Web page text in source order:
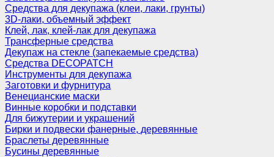
Средства для декупажа (клеи, лаки, грунты)
3D-лаки, объемный эффект
Клей, лак, клей-лак для декупажа
Трансферные средства
Декупаж на стекле (запекаемые средства)
Средства DECOPATCH
Инструменты для декупажа
Заготовки и фурнитура
Венецианские маски
Винные коробки и подставки
Для бижутерии и украшений
Бирки и подвески фанерные, деревянные
Браслеты деревянные
Бусины деревянные